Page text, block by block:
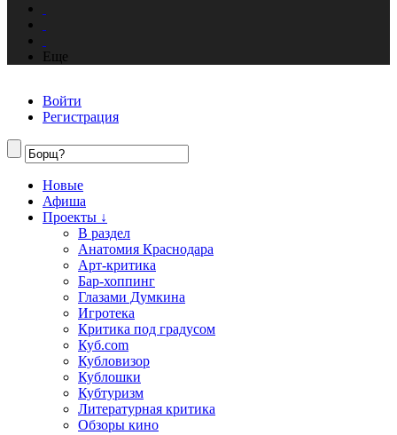
Еще
Войти
Регистрация
Новые
Афиша
Проекты ↓
В раздел
Анатомия Краснодара
Арт-критика
Бар-хоппинг
Глазами Думкина
Игротека
Критика под градусом
Куб.com
Кубловизор
Кублошки
Кубтуризм
Литературная критика
Обзоры кино